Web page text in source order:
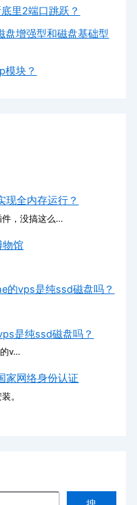
里2端口跳跃？
盘增强型和磁盘基础型
模块？
现全内存运行？
件，没搞这么…
物馆
的vps是纯ssd磁盘吗？
是纯ssd磁盘吗？
v…
家网络身份认证
。